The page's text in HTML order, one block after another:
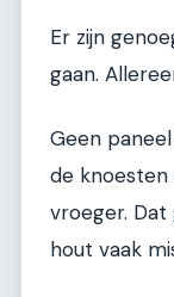
Er zijn
gaan.
Geen
de knoesten
vroeger.
hout vaak